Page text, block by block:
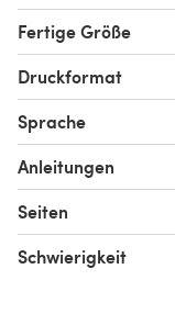
Fertige Größe
Druckformat
Sprache
Anleitungen
Seiten
Schwierigkeit